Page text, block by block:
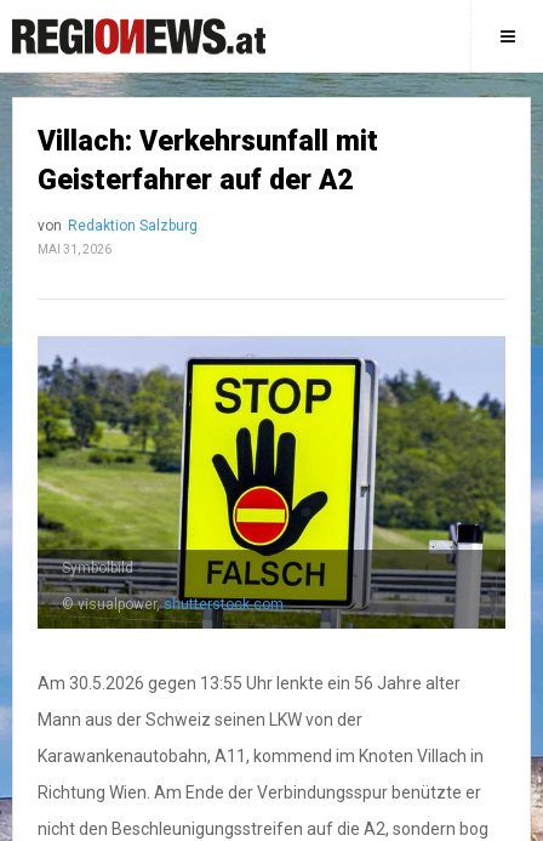
Villach: Verkehrsunfall mit
Geisterfahrer auf der A2
von Redaktion Salzburg
MAI 31, 2026
Symbolbild
© visualpower,shutterstock.com
Am 30.5.2026 gegen 13:55 Uhr lenkte ein 56 Jahre alter
Mann aus der Schweiz seinen LKW von der
Karawankenautobahn, A11, kommend im Knoten Villach in
Richtung Wien. Am Ende der Verbindungsspur benützte er
nicht den Beschleunigungsstreifen auf die A2, sondern bog